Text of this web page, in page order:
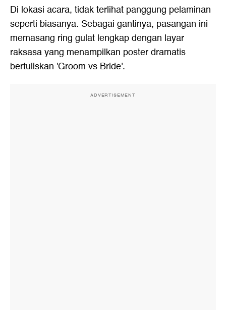
Di lokasi acara, tidak terlihat panggung pelaminan
seperti biasanya. Sebagai gantinya, pasangan ini
memasang ring gulat lengkap dengan layar
raksasa yang menampilkan poster dramatis
bertuliskan 'Groom vs Bride'.
ADVERTISEMENT